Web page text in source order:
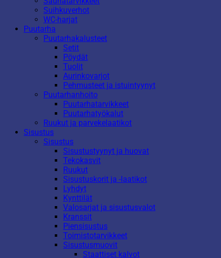
Suihkuverhot
WC-harjat
Puutarha
Puutarhakalusteet
Setit
Pöydät
Tuolit
Aurinkovarjot
Pehmusteet ja istuintyynyt
Puutarhanhoito
Puutarhatarvikkeet
Puutarhatyökalut
Ruukut ja parvekelaatikot
Sisustus
Sisustus
Sisustustyynyt ja huovat
Tekokasvit
Ruukut
Sisustuskorit ja -laatikot
Lyhdyt
Kynttilät
Valosarjat ja sisustusvalot
Kranssit
Piensisustus
Toimistotarvikkeet
Sisustusmuovit
Staattiset kalvot